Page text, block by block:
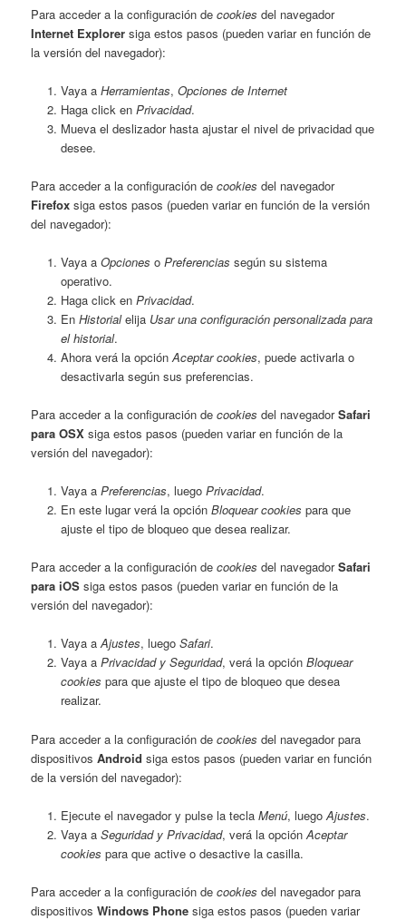
Para acceder a la configuración decookies del navegador
Internet Explorer siga estos pasos (pueden variar en función de
la versión del navegador):
Vaya a Herramientas, Opciones de Internet
Haga click en Privacidad.
Mueva el deslizador hasta ajustar el nivel de privacidad que
desee.
Para acceder a la configuración decookies del navegador
Firefox siga estos pasos (pueden variar en función de la versión
del navegador):
Vaya a Opciones o Preferencias según su sistema
operativo.
Haga click en Privacidad.
En Historialelija Usar una configuración personalizada para
el historial.
Ahora verá la opciónAceptar cookies, puede activarla o
desactivarla según sus preferencias.
Para acceder a la configuración decookies del navegadorSafari
para OSX siga estos pasos (pueden variar en función de la
versión del navegador):
Vaya a Preferencias, luego Privacidad.
En este lugar verá la opción Bloquear cookies para que
ajuste el tipo de bloqueo que desea realizar.
Para acceder a la configuración decookies del navegadorSafari
para iOS siga estos pasos (pueden variar en función de la
versión del navegador):
Vaya aAjustes, luego Safari.
Vaya a Privacidad y Seguridad, verá la opción Bloquear
cookies para que ajuste el tipo de bloqueo que desea
realizar.
Para acceder a la configuración decookies del navegador para
dispositivosAndroid siga estos pasos (pueden variar en función
de la versión del navegador):
Ejecute el navegador y pulse la tecla Menú, luego Ajustes.
Vaya a Seguridad y Privacidad, verá la opción Aceptar
cookies para que active o desactive la casilla.
Para acceder a la configuración decookies del navegador para
dispositivosWindows Phone siga estos pasos (pueden variar